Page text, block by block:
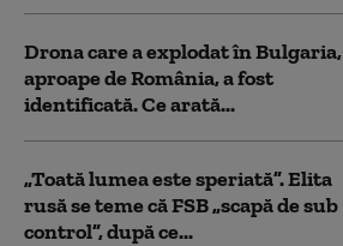
Drona care a explodat în Bulgaria,
aproape de România, a fost
identificată. Ce arată...
„Toată lumea este speriată”. Elita
rusă se teme că FSB „scapă de sub
control”, după ce...